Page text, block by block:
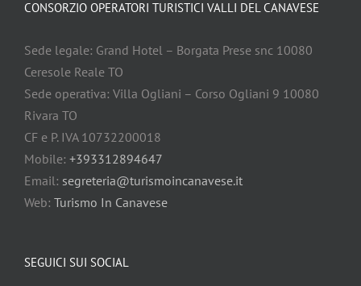
CONSORZIO OPERATORI TURISTICI VALLI DEL CANAVESE
Sede legale: Grand Hotel – Borgata Prese snc 10080
Ceresole Reale TO
Sede operativa: Villa Ogliani – Corso Ogliani 9 10080
Rivara TO
CF e P. IVA 10732200018
Mobile: +393312894647
Email: segreteria@turismoincanavese.it
Web: Turismo In Canavese
SEGUICI SUI SOCIAL